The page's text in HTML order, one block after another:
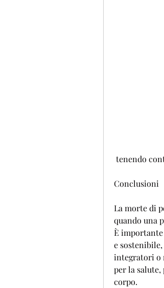
tenendo
Conclusioni
La morte di
quando una
È importante
e
integratori o
per la
corpo.